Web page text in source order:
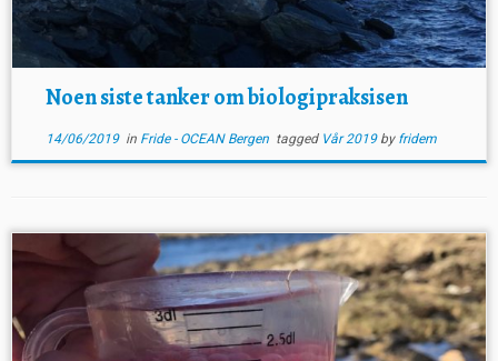
Noen siste tanker om biologipraksisen
14/06/2019in Fride - OCEAN Bergen tagged Vår 2019 by fridem